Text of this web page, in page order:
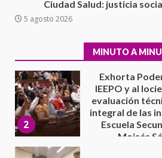
Ciudad Salud: justicia
5 agosto 2026
MINUTO A
IEEPO y al
Escuela
Moisés
5 agosto 2026
3
Ciudad Salud:
5 agosto 2026